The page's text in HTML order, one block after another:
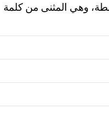
وهي المثنى من كلمة